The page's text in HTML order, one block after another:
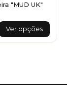
"MUD UK"
Ver opções